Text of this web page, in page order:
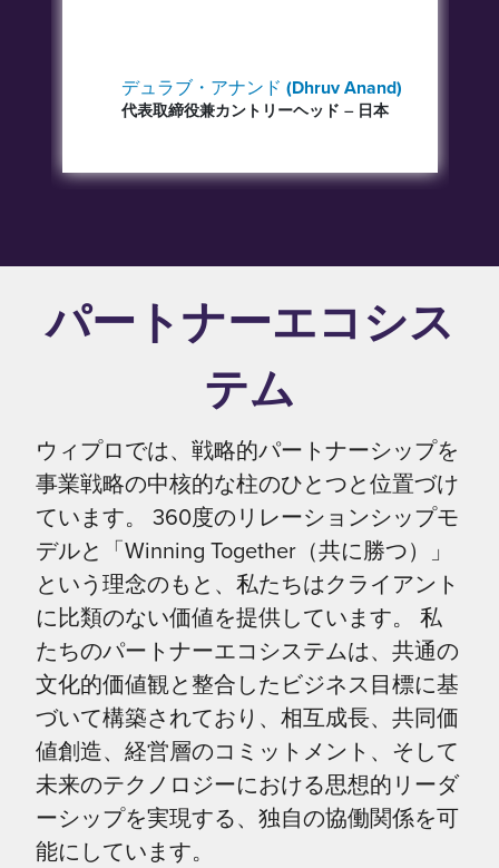
デュラブ・アナンド (Dhruv Anand)
代表取締役兼カントリーヘッド – 日本
パートナーエコシス
テム
ウィプロでは、戦略的パートナーシップを
事業戦略の中核的な柱のひとつと位置づけ
ています。 360度のリレーションシップモ
デルと「Winning Together（共に勝つ）」
という理念のもと、私たちはクライアント
に比類のない価値を提供しています。 私
たちのパートナーエコシステムは、共通の
文化的価値観と整合したビジネス目標に基
づいて構築されており、相互成長、共同価
値創造、経営層のコミットメント、そして
未来のテクノロジーにおける思想的リーダ
ーシップを実現する、独自の協働関係を可
能にしています。